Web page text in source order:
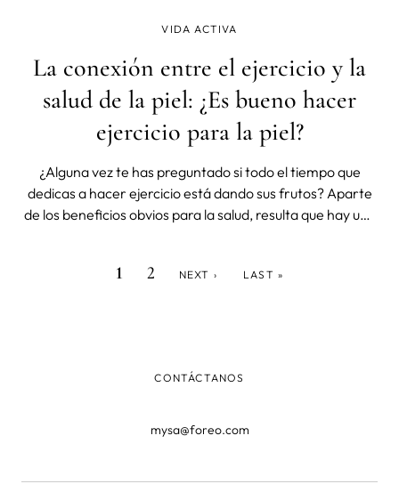
VIDA ACTIVA
La conexión entre el ejercicio y la
salud de la piel: ¿Es bueno hacer
ejercicio para la piel?
¿Alguna vez te has preguntado si todo el tiempo que
dedicas a hacer ejercicio está dando sus frutos? Aparte
de los beneficios obvios para la salud, resulta que hay una
puede ser muy ben
PÁGINA
ACTUAL
1 PÁGINA
2
SIGUIENTE
PÁGINA
NEXT ›
ÚLTIMA
PÁGINA
LAST »
CONTÁCTANOS
mysa@foreo.com